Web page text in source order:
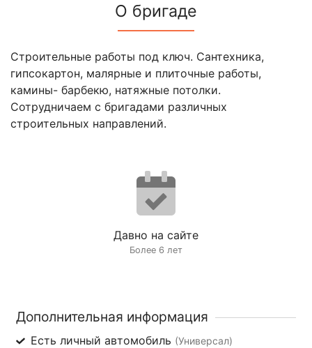
О бригаде
Строительные работы под ключ. Сантехника,
гипсокартон, малярные и плиточные работы,
камины- барбекю, натяжные потолки.
Сотрудничаем с бригадами различных
строительных направлений.
Давно на сайте
Более 6 лет
Дополнительная информация
Есть личный автомобиль (Универсал)